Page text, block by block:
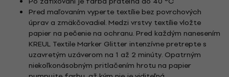
Pred maľovaním vyperte textílie bez povrchových
úprav a zmäkčovadiel. Medzi vrstvy textílie vložte
papier na pečenie na ochranu. Pred každým nanesením
KREUL Textile Marker Glitter intenzívne pretrepte s
uzavretým uzáverom na 1 až 2 minúty. Opatrným
niekoľkonásobným pritlačením hrotu na papier